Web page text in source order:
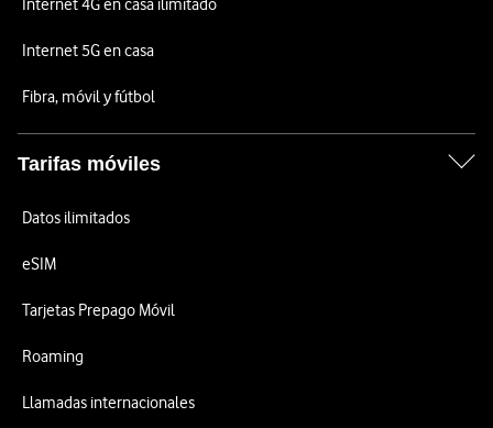
Internet 4G en casa ilimitado
Internet 5G en casa
Fibra, móvil y fútbol
Tarifas móviles
Datos ilimitados
eSIM
Tarjetas Prepago Móvil
Roaming
Llamadas internacionales